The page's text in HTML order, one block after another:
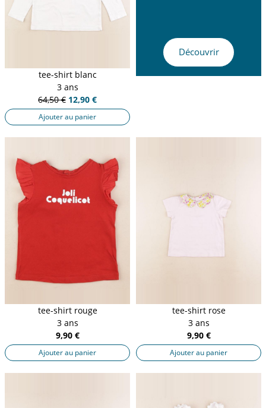
tee-shirt blanc
3 ans
64,50 € 12,90 €
Ajouter au panier
tee-shirt rouge
3 ans
9,90 €
Ajouter au panier
tee-shirt rose
3 ans
9,90 €
Ajouter au panier
Découvrir